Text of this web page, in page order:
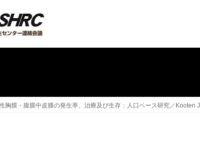
胸膜・腹膜中皮腫の発生率、治療及び生存：人口ベース研究／Kooten